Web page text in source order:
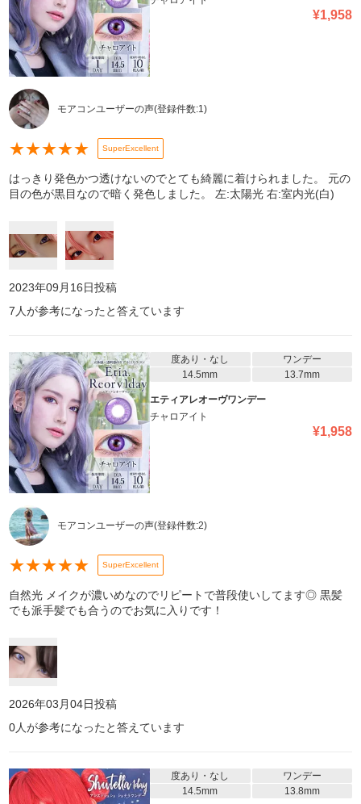
¥1,958
モアコンユーザーの声(登録件数:1)
★★★★★ SuperExcellent
はっきり発色かつ透けないのでとても綺麗に着けられました。 元の
目の色が黒目なので暗く発色しました。 左:太陽光 右:室内光(白)
2023年09月16日投稿
7 人が参考になったと答えています
度あり・なし
ワンデー
14.5mm
13.7mm
エティアレオーヴワンデー
チャロアイト
¥1,958
モアコンユーザーの声(登録件数:2)
★★★★★ SuperExcellent
自然光 メイクが濃いめなのでリピートで普段使いしてます◎ 黒髪
でも派手髪でも合うのでお気に入りです！
2026年03月04日投稿
0人が参考になったと答えています
度あり・なし
ワンデー
14.5mm
13.8mm